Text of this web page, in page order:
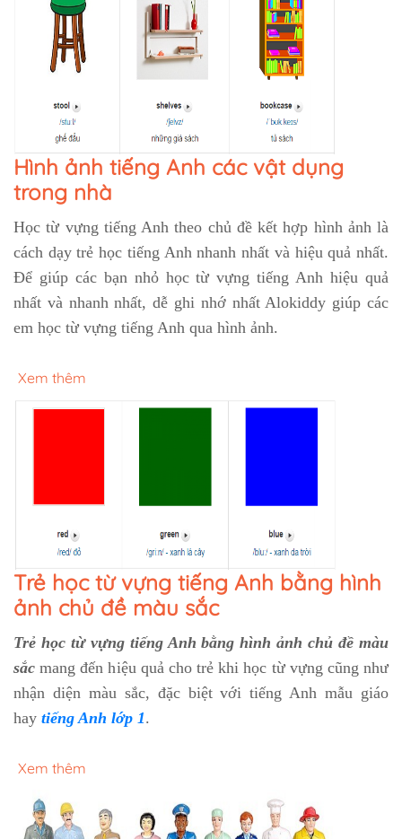
Hình ảnh tiếng Anh các vật dụng
trong nhà
Học từ vựng tiếng Anh theo chủ đề kết hợp hình ảnh là
cách dạy trẻ học tiếng Anh nhanh nhất và hiệu quả nhất.
Để giúp các bạn nhỏ học từ vựng tiếng Anh hiệu quả
nhất và nhanh nhất, dễ ghi nhớ nhất Alokiddy giúp các
em học từ vựng tiếng Anh qua hình ảnh.
Xem thêm
Trẻ học từ vựng tiếng Anh bằng hình
ảnh chủ đề màu sắc
Trẻ học từ vựng tiếng Anh bằng hình ảnh chủ đề màu
sắc mang đến hiệu quả cho trẻ khi học từ vựng cũng như
nhận diện màu sắc, đặc biệt với tiếng Anh mẫu giáo
hay tiếng Anh lớp 1.
Xem thêm